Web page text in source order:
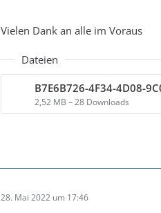
Vielen Dank an alle im Voraus
Dateien
2,52 MB – 28 Downloads
28. Mai 2022 um 17:46